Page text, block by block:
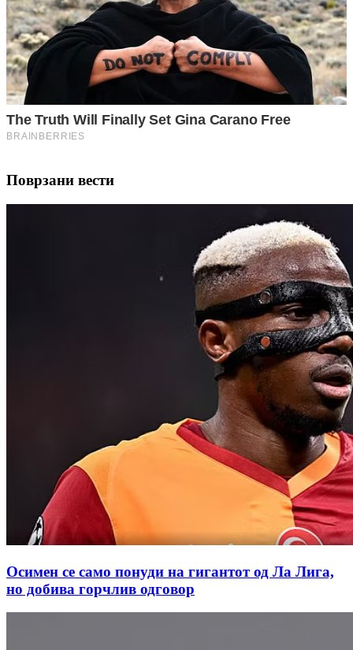
Поврзани вести
Осимен се само понуди на гигантот од Ла Лига,
но добива горчлив одговор